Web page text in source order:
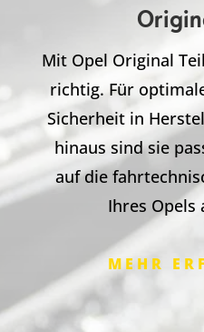
Mit Opel Original
richtig. Für
Sicherheit in
hinaus sind sie
auf die
Ihres Opels
MEHR